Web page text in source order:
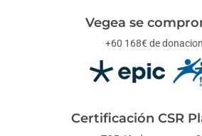
Vegea se
+60 168€ de
Certificación CSR